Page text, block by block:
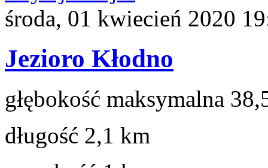
środa, 01 kwiecień 2020
Jezioro Kłodno
głębokość maksymalna
długość 2,1 km